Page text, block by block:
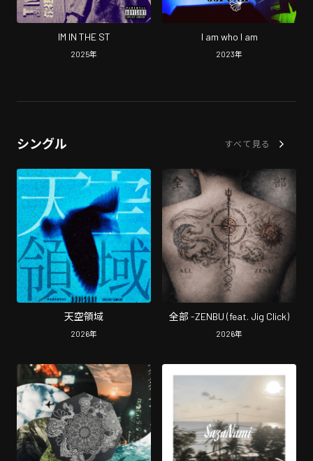
IM IN THE ST
2025年
I am who I am
2023年
シングル すべて見る
天空領域
2026年
全部 -ZENBU (feat. Jig Click)
2026年